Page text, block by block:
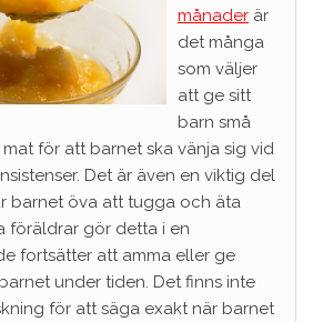
månader är
det många
som väljer
att ge sitt
barn små
för att barnet ska vänja sig vid
Det är även en viktig del
barnet öva att tugga och äta
föräldrar gör detta i en
fortsätter att amma eller ge
under tiden. Det finns inte
för att säga exakt när barnet